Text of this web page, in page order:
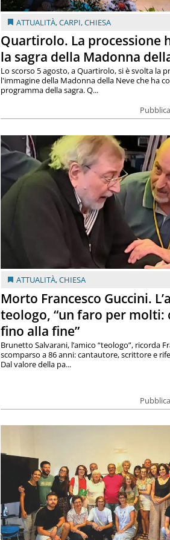
ATTUALITÀ,CARPI,CHIESA
Quartirolo. La processione
la sagra della Madonna
Lo scorso 5 agosto, a Quartirolo, si è svolta la
l'immagine della Madonna della Neve che ha
programma della sagra. Q...
ATTUALITÀ,CHIESA
Morto Francesco Guccini.
teologo, “un faro per molti:
fino alla fine”
Brunetto Salvarani, l’amico “teologo”, ricorda
scomparso a 86 anni: cantautore, scrittore e
Dal valore della pa...